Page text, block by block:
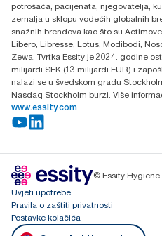
potrošača, pacijenata, njegovatelja,
zemalja u sklopu vodećih globalnih
snažnih brendova kao što su
Libero, Libresse, Lotus, Modibodi,
Zewa. Tvrtka Essity je 2024. godine
milijardi SEK (13 milijardi EUR) i
nalazi se u švedskom gradu
Nasdaq Stockholm burzi. Više
www.essity.com
© Essity
Uvjeti upotrebe
Pravila o zaštiti privatnosti
Postavke kolačića